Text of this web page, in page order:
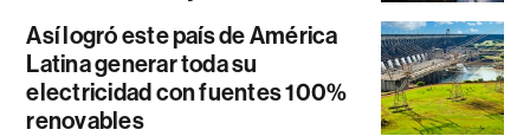
Así logró este país de América
Latina generar toda su
electricidad con fuentes 100%
renovables